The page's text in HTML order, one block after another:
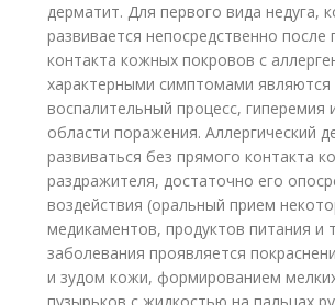
дерматит. Для первого вида недуга,
развивается непосредственно после
контакта кожных покровов с
характерными симптомами
воспалительный процесс, гиперемия
области поражения. Аллергический
развиваться без прямого контакта
раздражителя, достаточно его
воздействия (оральный прием
медикаментов, продуктов питания и
заболевания проявляется
и зудом кожи, формированием